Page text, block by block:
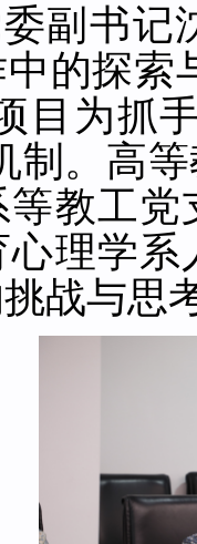
副书记
的探索
目为抓
制。高
教工
理学
战与思